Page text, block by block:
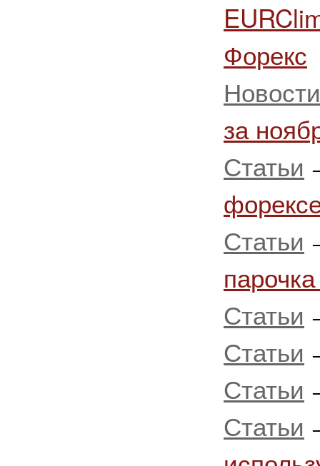
Форекс
Новости
за
Статьи
Статьи
Статьи
Статьи
Статьи
Статьи